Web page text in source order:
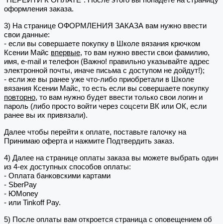
оформления заказа.
3) На странице ОФОРМЛЕНИЯ ЗАКАЗА вам нужно ввести
свои данные:
- если вы совершаете покупку в Школе вязания крючком
Ксении Майс впервые, то вам нужно ввести свои фамилию,
имя, e-mail и телефон (Важно! правильно указывайте адрес
электронной почты, иначе письма с доступом не дойдут!);
- если же вы ранее уже что-либо приобретали в Школе
вязания Ксении Майс, то есть если вы совершаете покупку
повторно, то вам нужно будет ввести только свои логин и
пароль (либо просто войти через соцсети ВК или ОК, если
ранее вы их привязали).
Далее чтобы перейти к оплате, поставьте галочку на
Принимаю оферта и нажмите Подтвердить заказ.
4) Далее на странице оплаты заказа вы можете выбрать один
из 4-ех доступных способов оплаты:
- Оплата банковскими картами
- SberPay
- ЮMoney
- или Tinkoff Pay.
5) После оплаты вам откроется страница с оповещением об